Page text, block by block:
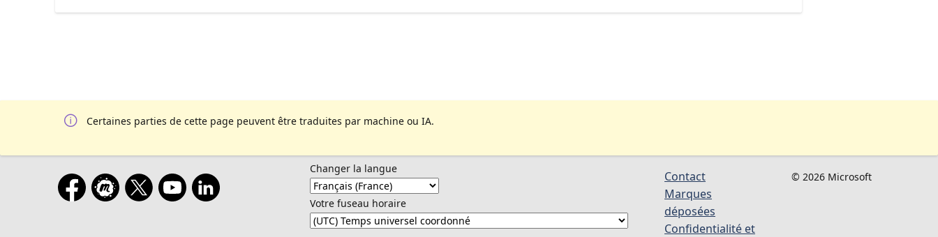
Certaines parties de cette page peuvent être traduites par machine ou IA.
Changer la langue
Votre fuseau horaire
Contact
Marques
déposées
Confidentialité et
© 2026 Microsoft